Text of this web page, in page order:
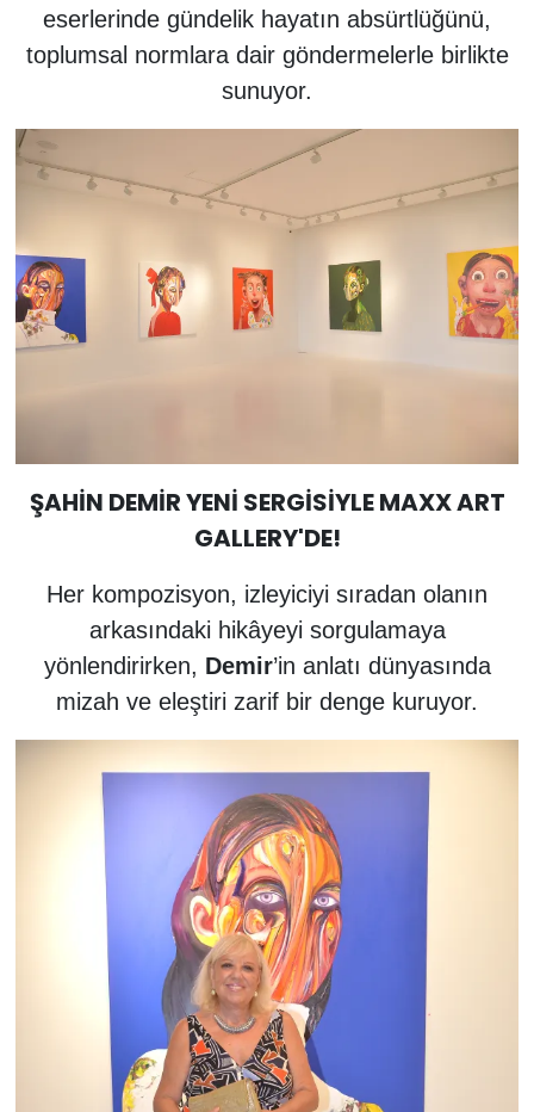
eserlerinde gündelik hayatın absürtlüğünü,
toplumsal normlara dair göndermelerle birlikte
sunuyor.
ŞAHİN DEMİR YENİ SERGİSİYLE MAXX ART
GALLERY'DE!
Her kompozisyon, izleyiciyi sıradan olanın
arkasındaki hikâyeyi sorgulamaya
yönlendirirken, Demir’in anlatı dünyasında
mizah ve eleştiri zarif bir denge kuruyor.